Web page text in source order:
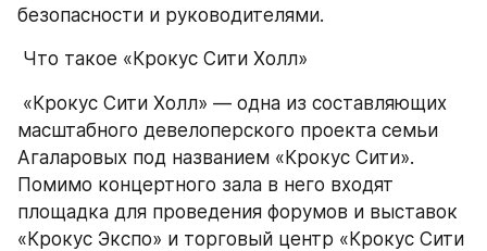
безопасности и руководителями.
Что такое «Крокус Сити Холл»
масштабного девелоперского проекта семьи
Агаларовых под названием «Крокус Сити».
Помимо концертного зала в него входят
площадка для проведения форумов и выставок
«Крокус Экспо» и торговый центр «Крокус Сити